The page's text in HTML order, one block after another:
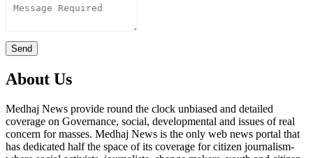
Send
About Us
Medhaj News provide round the clock unbiased and detailed
coverage on Governance, social, developmental and issues of real
concern for masses. Medhaj News is the only web news portal that
has dedicated half the space of its coverage for citizen journalism-